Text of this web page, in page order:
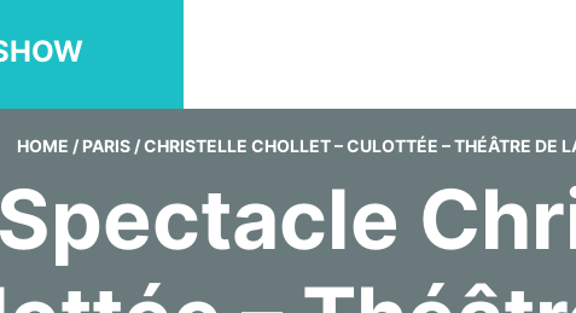
HOME / PARIS / CHRISTELLE CHOLLET – CULOTTÉE – THÉÂTRE DE